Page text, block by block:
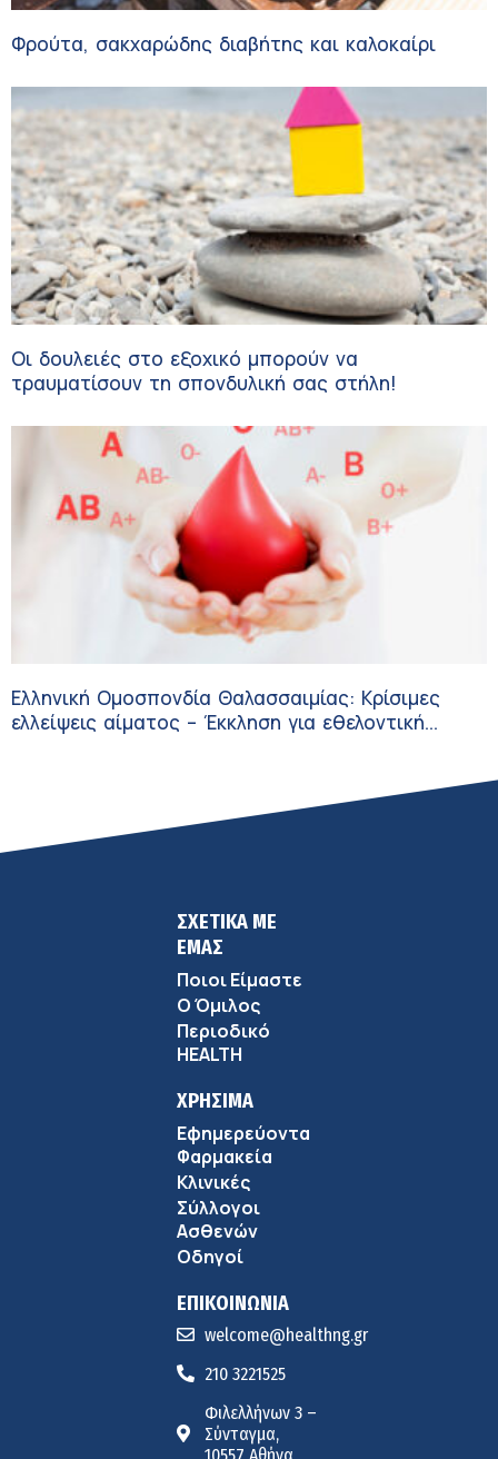
Φρούτα, σακχαρώδης διαβήτης και καλοκαίρι
Οι δουλειές στο εξοχικό μπορούν να
τραυματίσουν τη σπονδυλική σας στήλη!
Ελληνική Ομοσπονδία Θαλασσαιμίας: Κρίσιμες
ελλείψεις αίματος – Έκκληση για εθελοντική
ΣΧΕΤΙΚΑ ΜΕ
ΕΜΑΣ
Ποιοι Είμαστε
Ο Όμιλος
Περιοδικό
HEALTH
ΧΡΗΣΙΜΑ
Εφημερεύοντα
Φαρμακεία
Κλινικές
Σύλλογοι
Ασθενών
Οδηγοί
ΕΠΙΚΟΙΝΩΝΙΑ
welcome@healthng.gr
210 3221525
Φιλελλήνων 3 –
Σύνταγμα,